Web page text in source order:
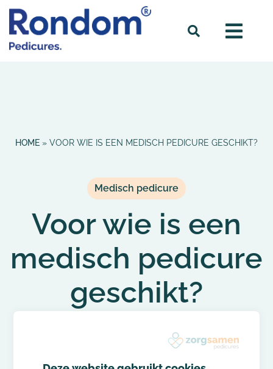
HOME » VOOR WIE IS EEN MEDISCH PEDICURE GESCHIKT?
Medisch pedicure
Voor wie is een
medisch pedicure
geschikt?
Medisch pedicures behandelen voornamelijk